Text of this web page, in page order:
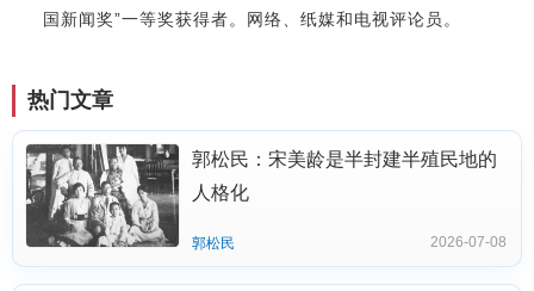
国新闻奖”一等奖获得者。网络、纸媒和电视评论员。
热门文章
郭松民：宋美龄是半封建半殖民地的
人格化
郭松民 2026-07-08